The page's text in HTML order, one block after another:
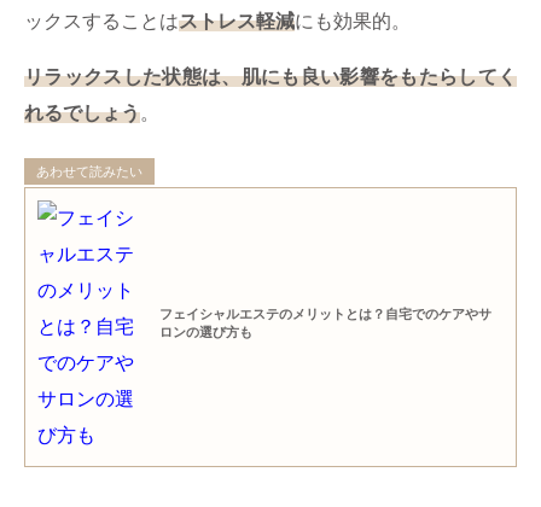
ックスすることはストレス軽減にも効果的。
リラックスした状態は、肌にも良い影響をもたらしてく
れるでしょう。
あわせて読みたい
フェイシャルエステのメリットとは？自宅でのケアやサ
ロンの選び方も